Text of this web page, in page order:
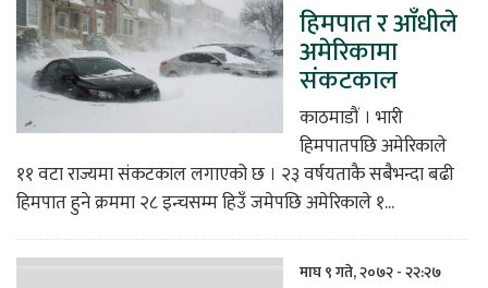
हिमपात र आँधीले
अमेरिकामा
संकटकाल
काठमाडौं । भारी
हिमपातपछि अमेरिकाले
११ वटा राज्यमा संकटकाल लगाएको छ । २३ वर्षयताकै सबैभन्दा बढी
हिमपात हुने क्रममा २८ इन्चसम्म हिउँ जमेपछि अमेरिकाले १...
माघ ९ गते, २०७२ - २२:२७